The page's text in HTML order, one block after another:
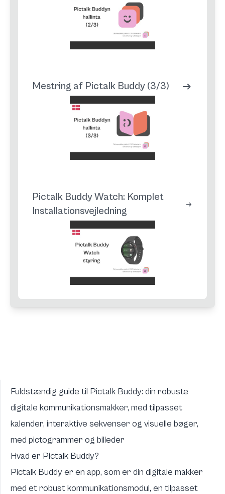
Mestring af Pictalk Buddy (3/3)
Pictalk Buddy Watch: Komplet
Installationsvejledning
Fuldstændig guide til Pictalk Buddy: din robuste
digitale kommunikationsmakker, med tilpasset
kalender, interaktive sekvenser og visuelle bøger,
med pictogrammer og billeder
Hvad er Pictalk Buddy?
Pictalk Buddyer en app, som er din digitale makker
med etrobust kommunikationsmodul, en tilpasset